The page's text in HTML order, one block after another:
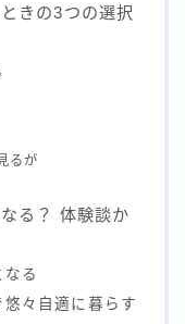
きの3つの選択
るが
る？ 体験談か
る
々自適に暮らす